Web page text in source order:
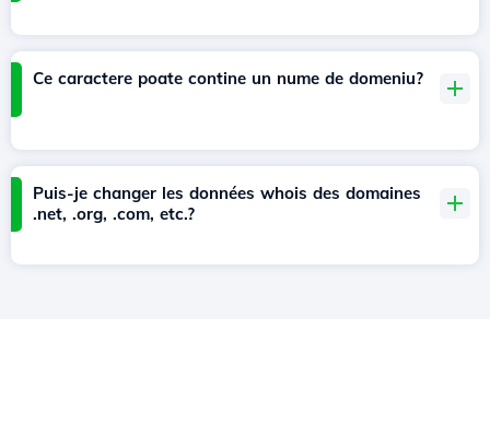
Ce caractere poate contine un nume de domeniu?
Puis-je changer les données whois des domaines
.net, .org, .com, etc.?